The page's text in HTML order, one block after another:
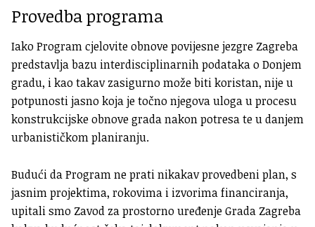
Provedba programa
Iako Program cjelovite obnove povijesne jezgre Zagreba
predstavlja bazu interdisciplinarnih podataka o Donjem
gradu, i kao takav zasigurno može biti koristan, nije u
potpunosti jasno koja je točno njegova uloga u procesu
konstrukcijske obnove grada nakon potresa te u danjem
urbanističkom planiranju.
Budući da Program ne prati nikakav provedbeni plan, s
jasnim projektima, rokovima i izvorima financiranja,
upitali smo Zavod za prostorno uređenje Grada Zagreba